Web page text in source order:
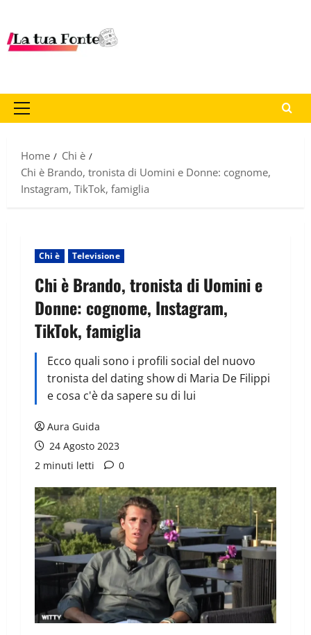
Home
Chi è
Chi è Brando, tronista di Uomini e Donne: cognome,
Instagram, TikTok, famiglia
Chi è Televisione
Chi è Brando, tronista di Uomini e
Donne: cognome, Instagram,
TikTok, famiglia
Ecco quali sono i profili social del nuovo
tronista del dating show di Maria De Filippi
e cosa c'è da sapere su di lui
Aura Guida
24 Agosto 2023
2 minuti letti
0